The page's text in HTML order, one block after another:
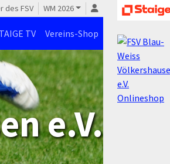
des FSV WM 2026
TV Vereins-Shop
e.V.